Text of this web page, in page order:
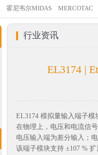
霍尼韦尔MIDAS MERCOTAC
行业资讯
EL3174 |
EL3174 模拟量输入端子
在物理上，电压和电流信
电压输入端为差分输入；
该端子模块支持 ±107 %